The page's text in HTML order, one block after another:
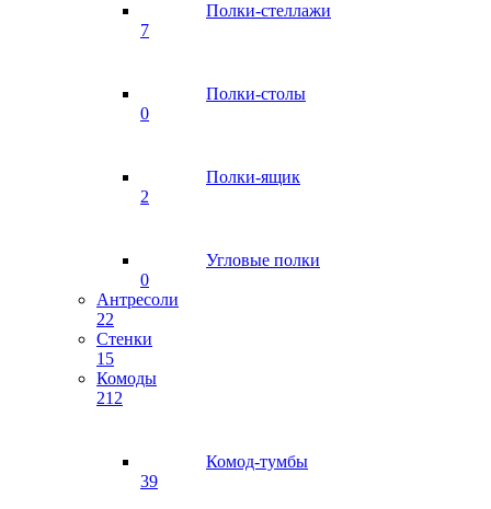
Полки-стеллажи
7
Полки-столы
0
Полки-ящик
2
Угловые полки
0
Антресоли
22
Стенки
15
Комоды
212
Комод-тумбы
39